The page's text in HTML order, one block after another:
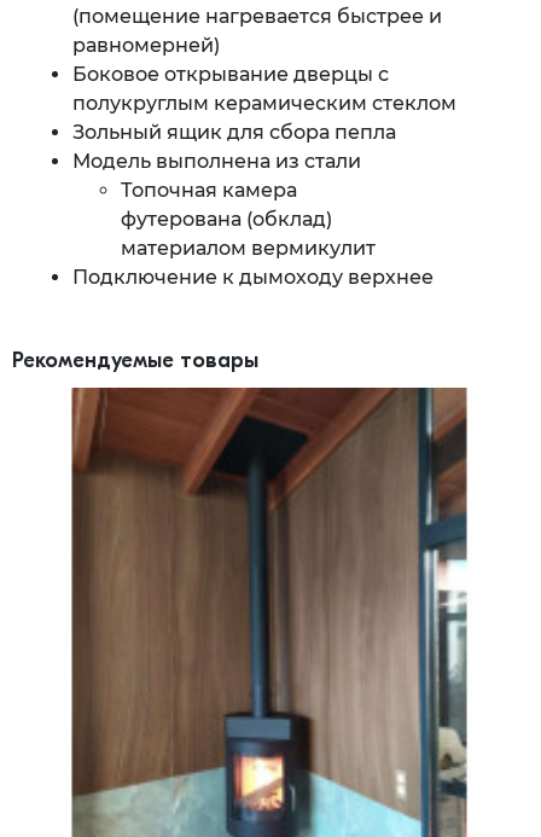
(помещение нагревается быстрее и
равномерней)
Боковое открывание дверцы с
полукруглым керамическим стеклом
Зольный ящик для сбора пепла
Модель выполнена из стали
Топочная камера
футерована (обклад)
материалом вермикулит
Подключение к дымоходу верхнее
Рекомендуемые товары